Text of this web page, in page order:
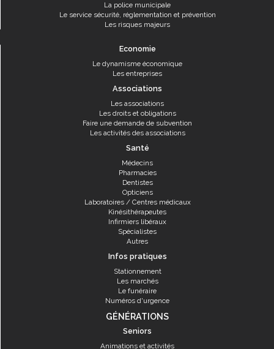
La police municipale
Le service sécurité, réglementation et prévention
Les risques majeurs
Economie
Le dynamisme économique
Les entreprises
Associations
Les associations
Les droits et obligations
Faire une demande de subvention
Les activités des associations
Santé
Médecins
Pharmacies
Dentistes
Opticiens
Laboratoires / Centres médicaux
Kinésithérapeutes
Infirmiers libéraux
Spécialistes
Autres
Infos pratiques
Stationnement
Les marchés
Le funéraire
Numéros d'urgence
GÉNÉRATIONS
Seniors
Animations et activités